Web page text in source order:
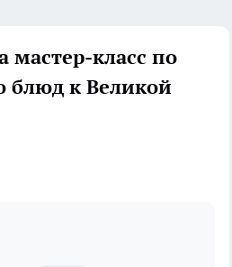
мастер-класс по
блюд к Великой